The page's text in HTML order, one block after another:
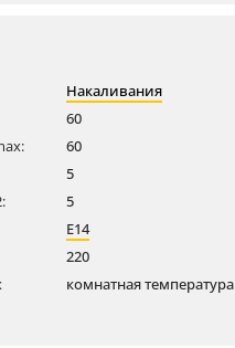
Накаливания
60
60
5
5
E14
220
комнатная температура